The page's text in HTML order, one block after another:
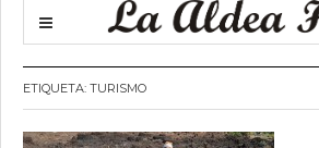
ETIQUETA: TURISMO